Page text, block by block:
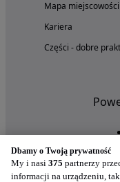
Mapa miejscowości
Kariera
Części - dobre
Dbamy o Twoją prywatność
My i nasi 375 partnerzy
informacji na urządzeniu,